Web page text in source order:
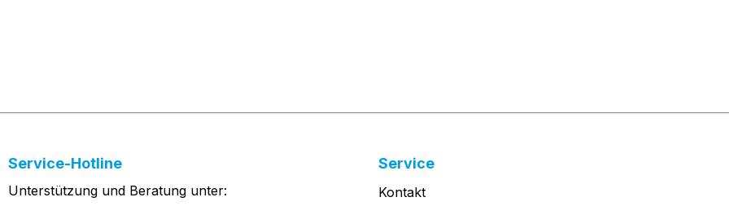
Service-Hotline
Unterstützung und Beratung unter:
Service
Kontakt